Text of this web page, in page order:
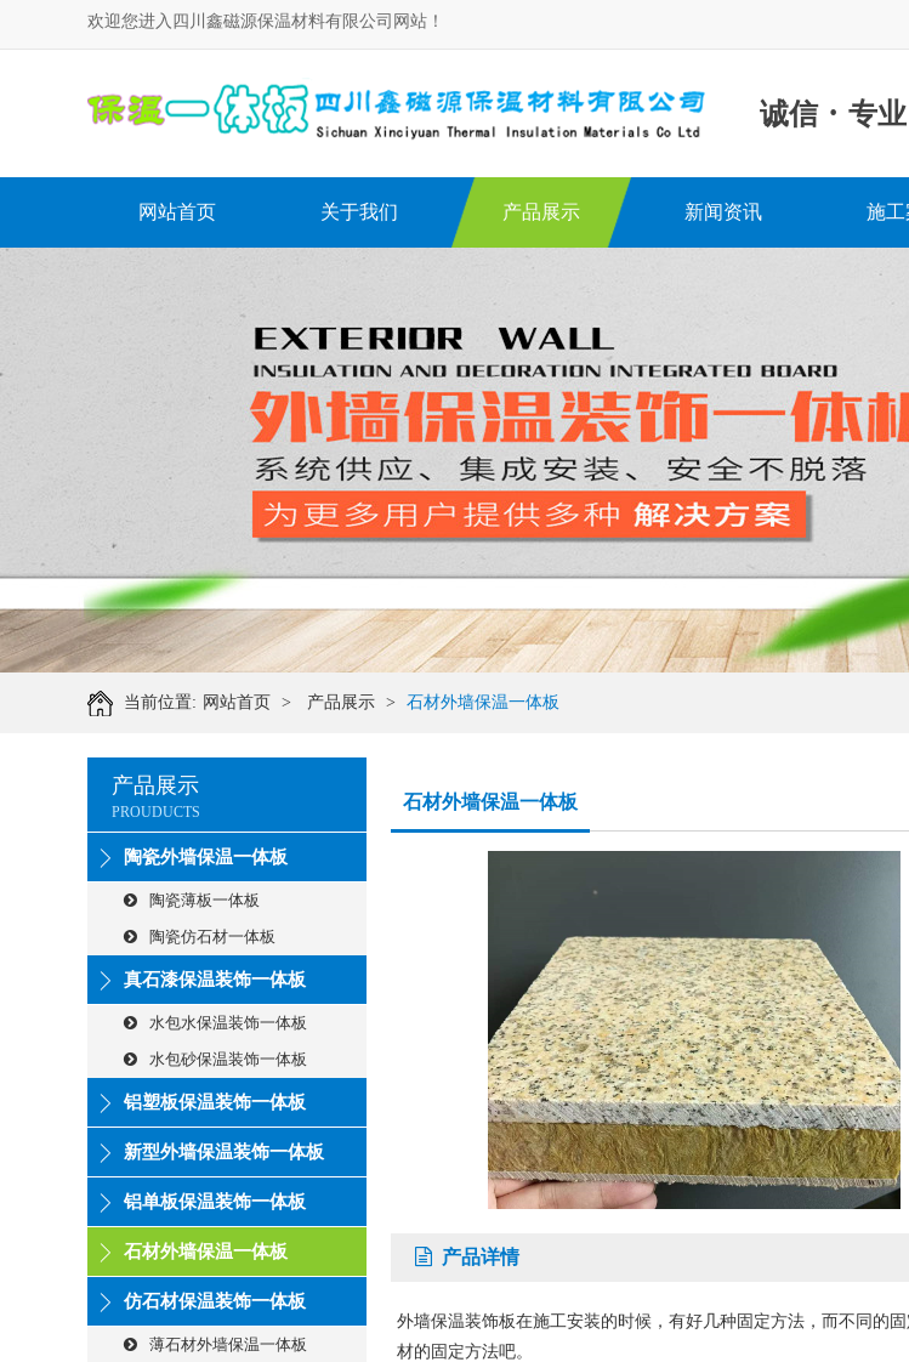
欢迎您进入四川鑫磁源保温材料有限公司网站！
诚信 · 专业
网站首页 关于我们 产品展示 新闻资讯 施工
当前位置: 网站首页 > 产品展示 > 石材外墙保温一体板
产品展示
PROUDUCTS
陶瓷外墙保温一体板
陶瓷薄板一体板
陶瓷仿石材一体板
真石漆保温装饰一体板
水包水保温装饰一体板
水包砂保温装饰一体板
铝塑板保温装饰一体板
新型外墙保温装饰一体板
铝单板保温装饰一体板
石材外墙保温一体板
仿石材保温装饰一体板
薄石材外墙保温一体板
石材外墙保温一体板
产品详情
外墙保温装饰板在施工安装的时候，有好几种固定方法，而不同的
材的固定方法吧。